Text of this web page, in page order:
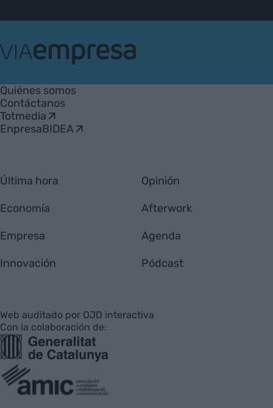
Empresa
Quiénes somos
Contáctanos
Totmedia
EnpresaBIDEA
Última hora
Economía
Empresa
Innovación
Opinión
Afterwork
Agenda
Pódcast
Web auditado por OJD interactiva
Con la colaboración de: